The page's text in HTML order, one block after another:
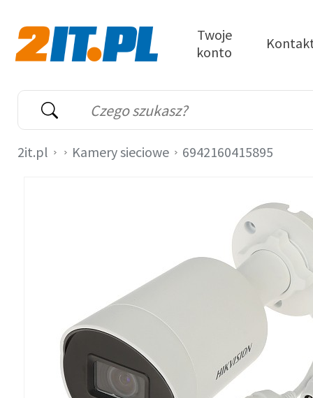
Wyszukiwarka
Słowo kluczowe
Twoje
konto
2it.pl Kamery sieciowe 6942160415895